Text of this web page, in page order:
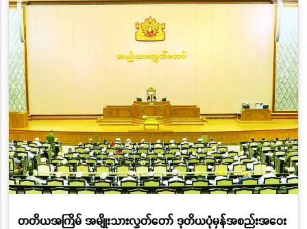
တတိယအကြိမ် အမျိုးသားလွှတ်တော် ဒုတိယပုံမှန်အစည်းအဝေး